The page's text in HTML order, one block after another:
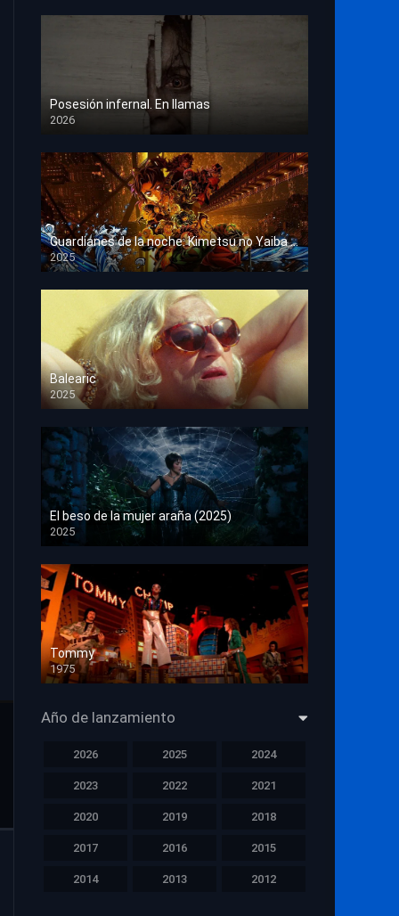
Posesión infernal. En llamas
2026
HD 1080p
Guardianes de la noche: Kimetsu no Yaiba La fortaleza infinita
2025
HD 1080p
Balearic
2025
HD 1080p
El beso de la mujer araña (2025)
2025
HD 1080p
Tommy
1975
HD 1080p
Año de lanzamiento
2026 2025 2024
2023 2022 2021
2020 2019 2018
2017 2016 2015
2014 2013 2012